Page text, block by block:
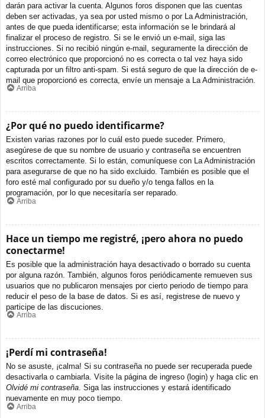
darán para activar la cuenta. Algunos foros disponen que las cuentas
deben ser activadas, ya sea por usted mismo o por La Administración,
antes de que pueda identificarse; esta información se le brindará al
finalizar el proceso de registro. Si se le envió un e-mail, siga las
instrucciones. Si no recibió ningún e-mail, seguramente la dirección de
correo electrónico que proporcionó no es correcta o tal vez haya sido
capturada por un filtro anti-spam. Si está seguro de que la dirección de e-
mail que proporcionó es correcta, envíe un mensaje a La Administración.
Arriba
¿Por qué no puedo identificarme?
Existen varias razones por lo cuál esto puede suceder. Primero,
asegúrese de que su nombre de usuario y contraseña se encuentren
escritos correctamente. Si lo están, comuníquese con La Administración
para asegurarse de que no ha sido excluido. También es posible que el
foro esté mal configurado por su dueño y/o tenga fallos en la
programación, por lo que necesitaría ser reparado.
Arriba
Hace un tiempo me registré, ¡pero ahora no puedo
conectarme!
Es posible que la administración haya desactivado o borrado su cuenta
por alguna razón. También, algunos foros periódicamente remueven sus
usuarios que no publicaron mensajes por cierto periodo de tiempo para
reducir el peso de la base de datos. Si es así, registrese de nuevo y
participe de las discuciones.
Arriba
¡Perdí mi contraseña!
No se asuste, ¡calma! Si su contraseña no puede ser recuperada puede
desactivarla o cambiarla. Visite la página de ingreso (login) y haga clic en
Olvidé mi contraseña. Siga las instrucciones y estará identificado
nuevamente en muy poco tiempo.
Arriba